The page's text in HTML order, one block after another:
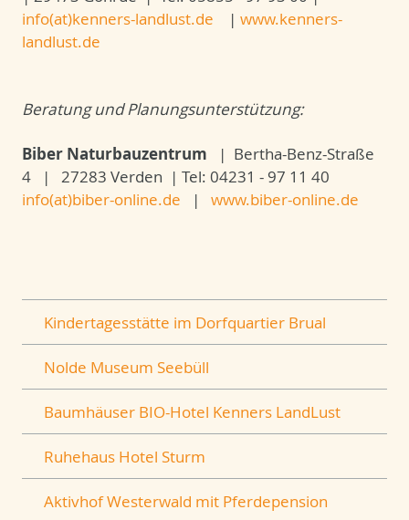
info(at)kenners-landlust.de | www.kenners-
landlust.de
Beratung und Planungsunterstützung:
Biber Naturbauzentrum | Bertha-Benz-Straße
4 | 27283 Verden | Tel: 04231 - 97 11 40
info(at)biber-online.de | www.biber-online.de
Kindertagesstätte im Dorfquartier Brual
Nolde Museum Seebüll
Baumhäuser BIO-Hotel Kenners LandLust
Ruhehaus Hotel Sturm
Aktivhof Westerwald mit Pferdepension